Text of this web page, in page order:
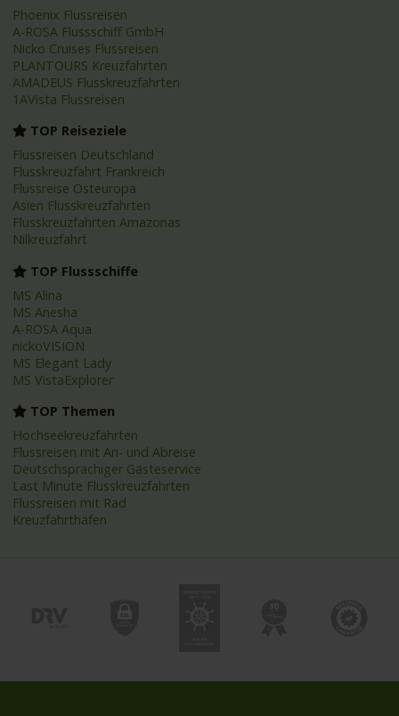
Phoenix Flussreisen
A-ROSA Flussschiff GmbH
Nicko Cruises Flussreisen
PLANTOURS Kreuzfahrten
AMADEUS Flusskreuzfahrten
1AVista Flussreisen
TOP Reiseziele
Flussreisen Deutschland
Flusskreuzfahrt Frankreich
Flussreise Osteuropa
Asien Flusskreuzfahrten
Flusskreuzfahrten Amazonas
Nilkreuzfahrt
TOP Flussschiffe
MS Alina
MS Anesha
A-ROSA Aqua
nickoVISION
MS Elegant Lady
MS VistaExplorer
TOP Themen
Hochseekreuzfahrten
Flussreisen mit An- und Abreise
Deutschsprachiger Gästeservice
Last Minute Flusskreuzfahrten
Flussreisen mit Rad
Kreuzfahrthäfen